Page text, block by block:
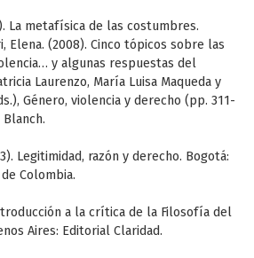
La metafísica de las costumbres.
Elena. (2008). Cinco tópicos sobre las
y algunas respuestas del
Laurenzo, María Luisa Maqueda y
Género, violencia y derecho (pp. 311-
Blanch.
Legitimidad, razón y derecho. Bogotá:
Colombia.
a la crítica de la Filosofía del
Aires: Editorial Claridad.